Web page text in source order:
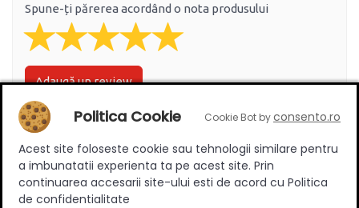
Spune-ți părerea acordând o nota produsului
Adaugă un review
Ratingul general al produsului
Politica Cookie Cookie Bot byconsento.ro
Acest site foloseste cookie sau tehnologii similare pentru
a imbunatatii experienta ta pe acest site. Prin
continuarea accesarii site-ului esti de acord cu Politica
de confidentialitate